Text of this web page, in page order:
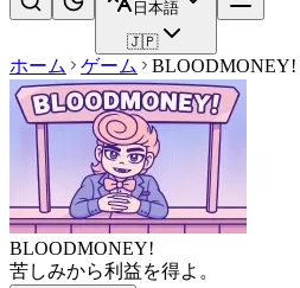
日本語
🇯🇵
ホーム ゲーム BLOODMONEY!
BLOODMONEY!
苦しみから利益を得よ。